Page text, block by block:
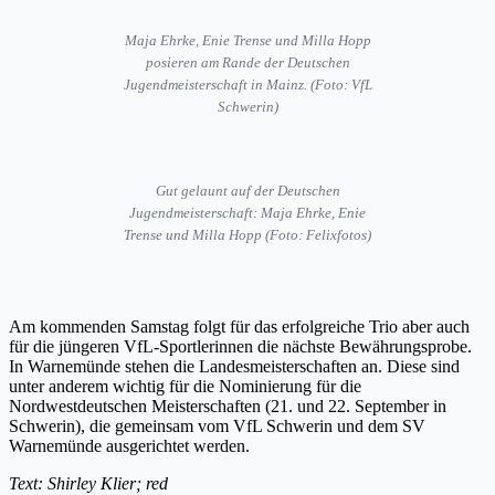
Maja Ehrke, Enie Trense und Milla Hopp
posieren am Rande der Deutschen
Jugendmeisterschaft in Mainz. (Foto: VfL
Schwerin)
Gut gelaunt auf der Deutschen
Jugendmeisterschaft: Maja Ehrke, Enie
Trense und Milla Hopp (Foto: Felixfotos)
Am kommenden Samstag folgt für das erfolgreiche Trio aber auch
für die jüngeren VfL-Sportlerinnen die nächste Bewährungsprobe.
In Warnemünde stehen die Landesmeisterschaften an. Diese sind
unter anderem wichtig für die Nominierung für die
Nordwestdeutschen Meisterschaften (21. und 22. September in
Schwerin), die gemeinsam vom VfL Schwerin und dem SV
Warnemünde ausgerichtet werden.
Text: Shirley Klier; red